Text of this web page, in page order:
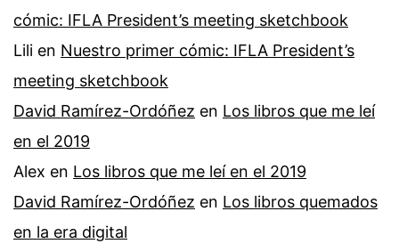
cómic: IFLA President’s meeting sketchbook
Lili en Nuestro primer cómic: IFLA President’s
meeting sketchbook
David Ramírez-Ordóñez en Los libros que me leí
en el 2019
Alex en Los libros que me leí en el 2019
David Ramírez-Ordóñez en Los libros quemados
en la era digital